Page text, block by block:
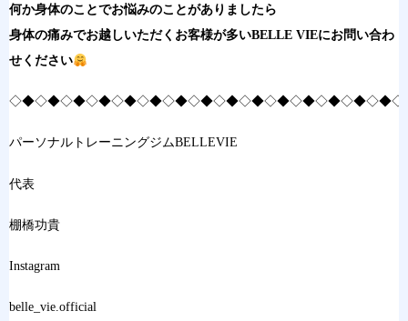
何か身体のことでお悩みのことがありましたら
身体の痛みでお越しいただくお客様が多いBELLE VIEにお問い合わ
せください
パーソナルトレーニングジムBELLEVIE
代表
棚橋功貴
Instagram
belle_vie.official